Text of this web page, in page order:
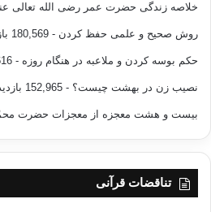
خلاصه زندگی حضرت عمر رضی الله تعالی
روش صحیح و علمی حفظ کردن - 180,569 بازدید
حکم بوسه کردن و ملاعبه در هنگام روزه - 173,616 بازدید
نصیب زن در بهشت چیست؟ - 152,965 بازدید
بیست و هشت معجزه از معجزات حضرت
تناقضات قرآنی